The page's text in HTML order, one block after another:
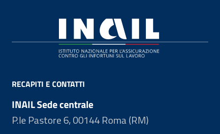
RECAPITI E CONTATTI
INAIL Sede centrale
P.le Pastore 6, 00144 Roma (RM)